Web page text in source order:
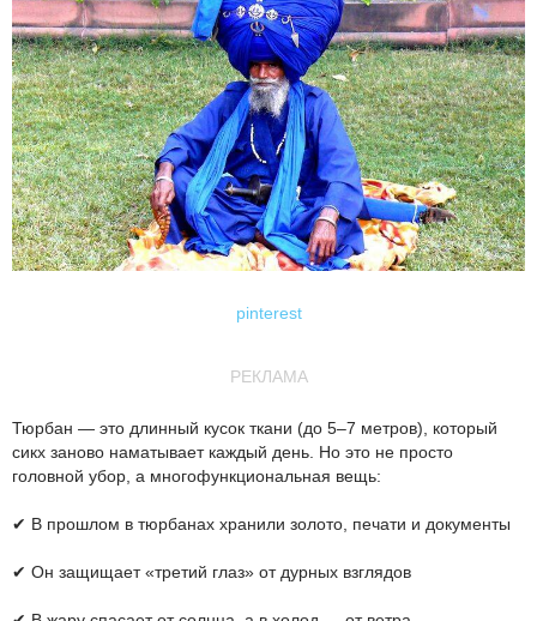
pinterest
РЕКЛАМА
Тюрбан — это длинный кусок ткани (до 5–7 метров), который
сикх заново наматывает каждый день. Но это не просто
головной убор, а многофункциональная вещь:
✔ В прошлом в тюрбанах хранили золото, печати и документы
✔ Он защищает «третий глаз» от дурных взглядов